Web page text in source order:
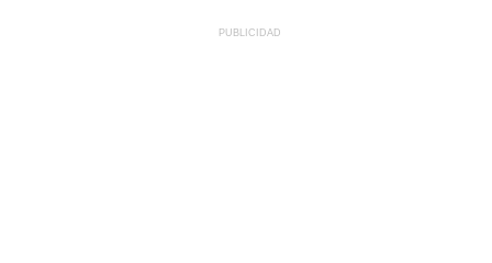
PUBLICIDAD